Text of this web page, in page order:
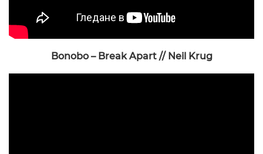
Bonobo – Break Apart // Neil Krug